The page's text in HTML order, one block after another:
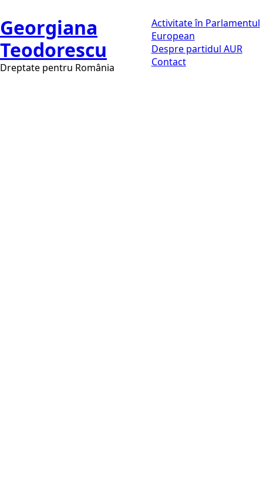
Georgiana
Teodorescu
Dreptate pentru România
Activitate în Parlamentul
European
Despre partidul AUR
Contact